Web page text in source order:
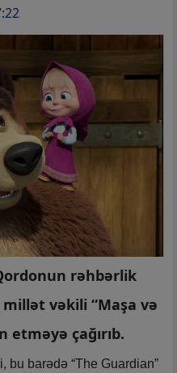
rəhbərlik
vəkili “Maşa və
etməyə çağırıb.
bu barədə “The Guardian”